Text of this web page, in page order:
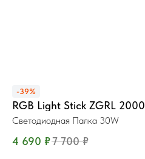
-39%
RGB Light Stick ZGRL 2000
Светодиодная Палка 30W
4 690 ₽7 700 ₽